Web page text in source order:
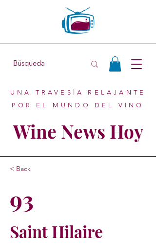
Wine News Hoy
UNA TRAVESÍA RELAJANTE
POR EL MUNDO DEL VINO
< Back
93
Saint Hilaire